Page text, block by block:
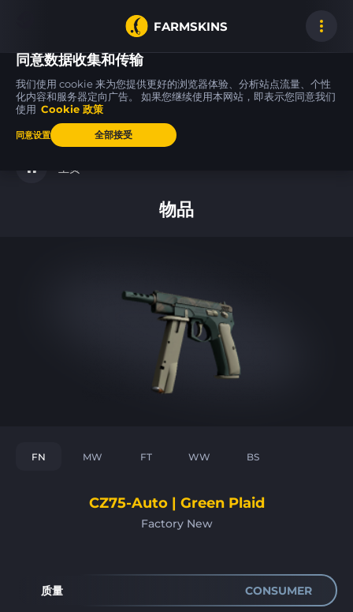
FARMSKINS
35
M4A1-S
主页
物品
FN MW FT WW BS
CZ75-Auto | Green Plaid
Factory New
质量 CONSUMER
同意数据收集和传输
我们使用 cookie 来为您提供更好的浏览器体验、分析站点流量、个性
化内容和服务器定向广告。 如果您继续使用本网站，即表示您同意我们
使用 Cookie 政策
同意设置 全部接受